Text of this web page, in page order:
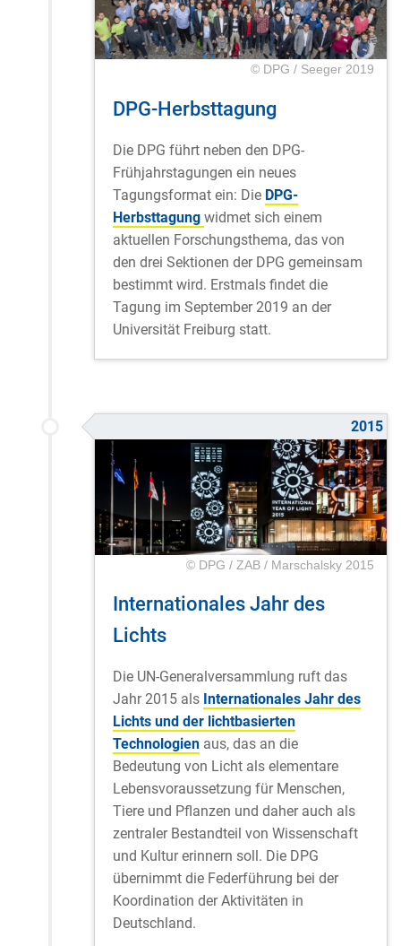
© DPG / Seeger 2019
DPG-Herbsttagung
Die DPG führt neben den DPG-
Frühjahrstagungen ein neues
Tagungsformat ein: Die DPG-
Herbsttagung widmet sich einem
aktuellen Forschungsthema, das von
den drei Sektionen der DPG gemeinsam
bestimmt wird. Erstmals findet die
Tagung im September 2019 an der
Universität Freiburg statt.
2015
© DPG / ZAB / Marschalsky 2015
Internationales Jahr des
Lichts
Die UN-Generalversammlung ruft das
Jahr 2015 als Internationales Jahr des
Lichts und der lichtbasierten
Technologien aus, das an die
Bedeutung von Licht als elementare
Lebensvoraussetzung für Menschen,
Tiere und Pflanzen und daher auch als
zentraler Bestandteil von Wissenschaft
und Kultur erinnern soll. Die DPG
übernimmt die Federführung bei der
Koordination der Aktivitäten in
Deutschland.